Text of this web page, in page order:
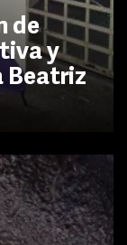
de
y
Beatriz